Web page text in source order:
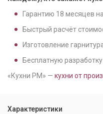
Гарантию 18 месяцев
Быстрый расчёт
Изготовление
Бесплатную
«Кухни РМ» — кухни от
Характеристики